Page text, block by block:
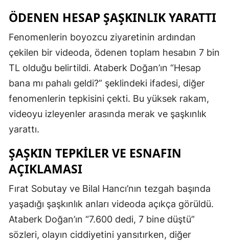
ÖDENEN HESAP ŞAŞKINLIK YARATTI
Fenomenlerin boyozcu ziyaretinin ardından
çekilen bir videoda, ödenen toplam hesabın 7 bin
TL olduğu belirtildi. Ataberk Doğan’ın “Hesap
bana mı pahalı geldi?” şeklindeki ifadesi, diğer
fenomenlerin tepkisini çekti. Bu yüksek rakam,
videoyu izleyenler arasında merak ve şaşkınlık
yarattı.
ŞAŞKIN TEPKILER VE ESNAFIN
AÇIKLAMASI
Fırat Sobutay ve Bilal Hancı’nın tezgah başında
yaşadığı şaşkınlık anları videoda açıkça görüldü.
Ataberk Doğan’ın “7.600 dedi, 7 bine düştü”
sözleri, olayın ciddiyetini yansıtırken, diğer